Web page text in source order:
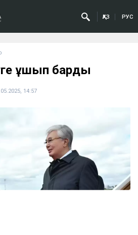
ҚАЗ РУС
ұшып барды
14:57